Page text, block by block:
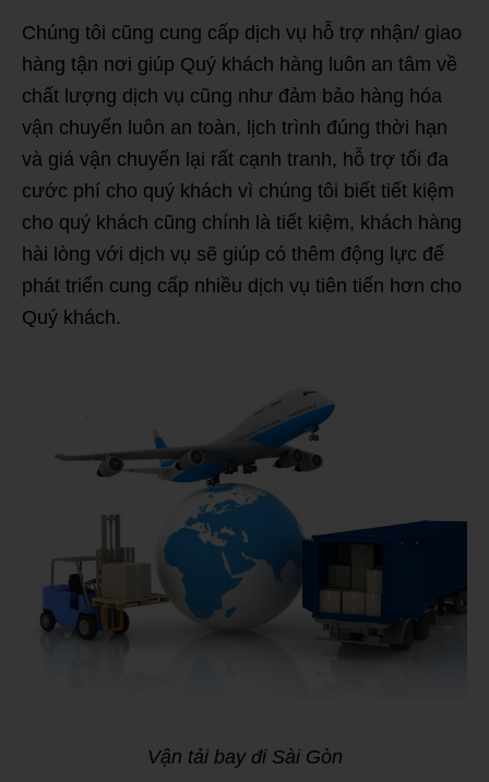
Chúng tôi cũng cung cấp dịch vụ hỗ trợ nhận/ giao
hàng tận nơi giúp Quý khách hàng luôn an tâm về
chất lượng dịch vụ cũng như đảm bảo hàng hóa
vận chuyển luôn an toàn, lịch trình đúng thời hạn
và giá vận chuyển lại rất cạnh tranh, hỗ trợ tối đa
cước phí cho quý khách vì chúng tôi biết tiết kiệm
cho quý khách cũng chính là tiết kiệm, khách hàng
hài lòng với dịch vụ sẽ giúp có thêm động lực để
phát triển cung cấp nhiều dịch vụ tiên tiến hơn cho
Quý khách.
Vận tải bay đi Sài Gòn